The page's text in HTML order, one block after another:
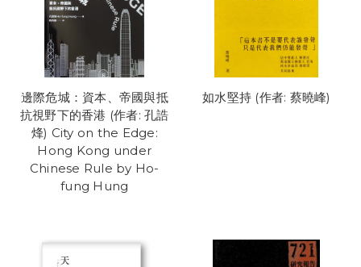
邊際危城：資本、帝國與抵
抗視野下的香港 (作者: 孔誥
烽) City on the Edge:
Hong Kong under
Chinese Rule by Ho-
fung Hung
如水堅持 (作者: 蔡曉峰)